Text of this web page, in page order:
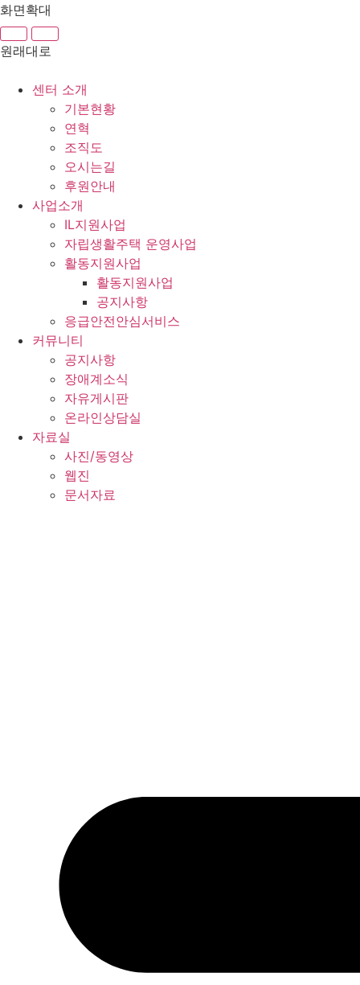
콘
텐
츠
화면확대
원래대로
센터 소개
기본현황
연혁
조직도
오시는길
후원안내
사업소개
IL지원사업
자립생활주택 운영사업
활동지원사업
활동지원사업
공지사항
응급안전안심서비스
커뮤니티
공지사항
장애계소식
자유게시판
온라인상담실
자료실
사진/동영상
웹진
문서자료